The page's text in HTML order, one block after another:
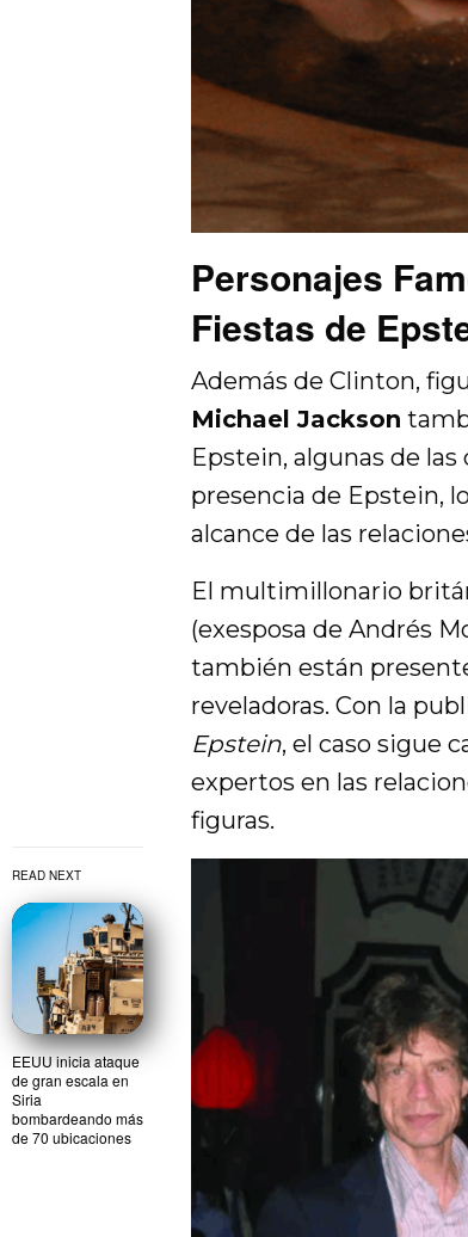
READ NEXT
EEUU inicia ataque
de gran escala en
Siria
bombardeando más
de 70 ubicaciones
Personajes
Fiestas de
Además de Clinton,
Michael Jackson
Epstein, algunas de
presencia de Epstein,
alcance de las
El multimillonario
(exesposa de Andrés
también están
reveladoras. Con la
Epstein, el caso sigue
expertos en las
figuras.